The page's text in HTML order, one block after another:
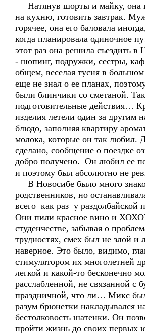
Натянув шорты и майку, она
на кухню, готовить завтрак.
горячее, она его баловала
когда планировала одиночное
этот раз она решила съездить в
- шопинг, подружки, сестры,
общем, веселая тусня в
еще не знал о ее планах,
были блинчики со сметаной. Так
подготовительные действия…
изделия летели один за другим
блюдо, заполняя квартиру
молока, которые он так любил.
сделано, сообщение о поездке
добро получено. Он любил ее
и поэтому был абсолютно не
В Новосибе было много
родственников, но
всего как раз у раздолбайской
Они пили красное вино и
студенчестве, забывая о
трудностях, смех был не злой и
наверное. Это было, видимо,
стимулятором их многолетней
легкой и какой-то бесконечно
расслабленной, не связанной с
праздничной, что ли… Микс
разум брюнетки накладывался
бестолковость шатенки. Он
пройти жизнь до своих первых